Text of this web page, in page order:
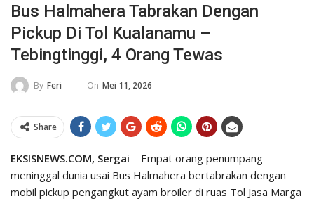
Bus Halmahera Tabrakan Dengan
Pickup Di Tol Kualanamu –
Tebingtinggi, 4 Orang Tewas
By Feri On Mei 11, 2026
Share
EKSISNEWS.COM, Sergai – Empat orang penumpang
meninggal dunia usai Bus Halmahera bertabrakan dengan
mobil pickup pengangkut ayam broiler di ruas Tol Jasa Marga